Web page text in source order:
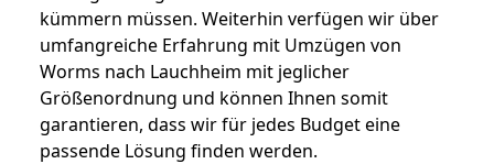
kümmern müssen. Weiterhin verfügen wir über
umfangreiche Erfahrung mit Umzügen von
Worms nach Lauchheim mit jeglicher
Größenordnung und können Ihnen somit
garantieren, dass wir für jedes Budget eine
passende Lösung finden werden.